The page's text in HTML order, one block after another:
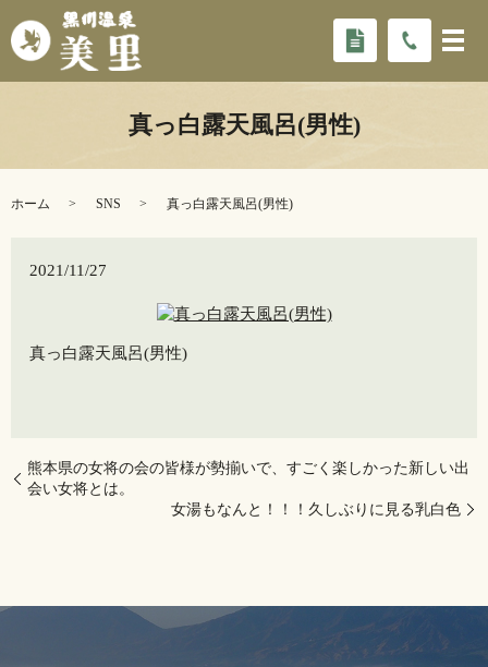
真っ白️露天風呂(男性)
ホーム SNS 真っ白️露天風呂(男性)
2021/11/27
真っ白️露天風呂(男性)
熊本県の女将の会の皆様が勢揃いで、すごく楽しかった新しい出
会い女将とは。
女湯もなんと！！！久しぶりに見る乳白色️